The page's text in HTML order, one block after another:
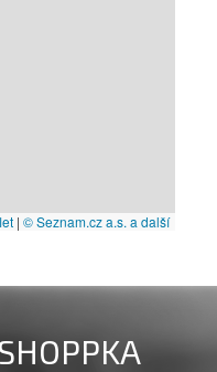
| © Seznam.cz a.s. a další
SHOPPKA